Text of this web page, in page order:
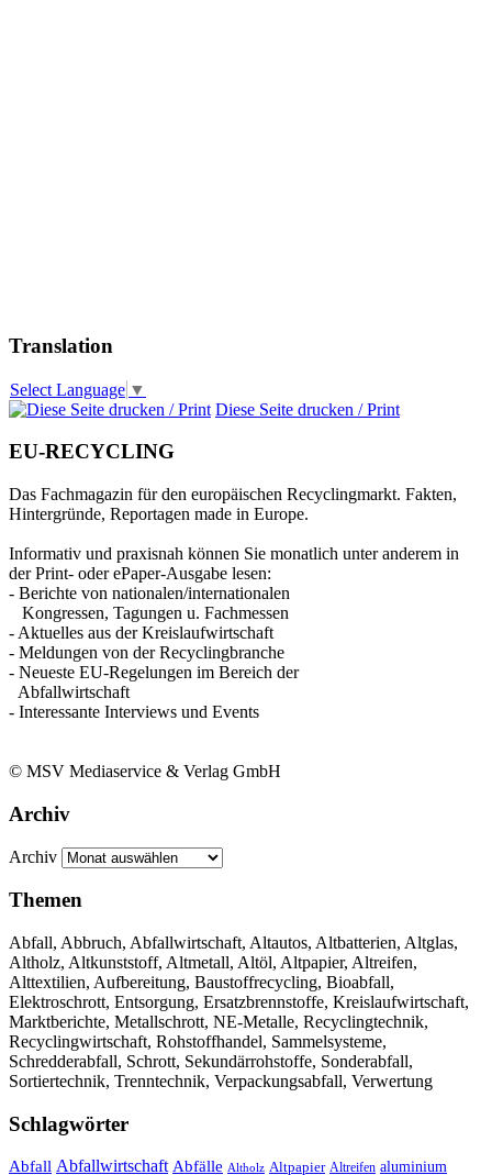
Translation
Select Language ▼
Diese Seite drucken / Print
EU-RECYCLING
Das Fachmagazin für den europäischen Recyclingmarkt. Fakten,
Hintergründe, Reportagen made in Europe.
Informativ und praxisnah können Sie monatlich unter anderem in
der Print- oder ePaper-Ausgabe lesen:
- Berichte von nationalen/internationalen
Kongressen, Tagungen u. Fachmessen
- Aktuelles aus der Kreislaufwirtschaft
- Meldungen von der Recyclingbranche
- Neueste EU-Regelungen im Bereich der
Abfallwirtschaft
- Interessante Interviews und Events
© MSV Mediaservice & Verlag GmbH
Archiv
Archiv
Themen
Abfall, Abbruch, Abfallwirtschaft, Altautos, Altbatterien, Altglas,
Altholz, Altkunststoff, Altmetall, Altöl, Altpapier, Altreifen,
Alttextilien, Aufbereitung, Baustoffrecycling, Bioabfall,
Elektroschrott, Entsorgung, Ersatzbrennstoffe, Kreislaufwirtschaft,
Marktberichte, Metallschrott, NE-Metalle, Recyclingtechnik,
Recyclingwirtschaft, Rohstoffhandel, Sammelsysteme,
Schredderabfall, Schrott, Sekundärrohstoffe, Sonderabfall,
Sortiertechnik, Trenntechnik, Verpackungsabfall, Verwertung
Schlagwörter
Abfall Abfallwirtschaft Abfälle Altholz Altpapier Altreifen aluminium